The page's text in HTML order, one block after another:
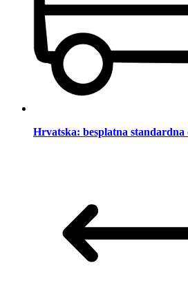
Hrvatska: besplatna standardna